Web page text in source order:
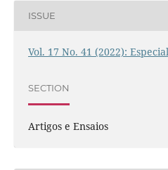
ISSUE
Vol. 17 No. 41 (2022):
SECTION
Artigos e Ensaios